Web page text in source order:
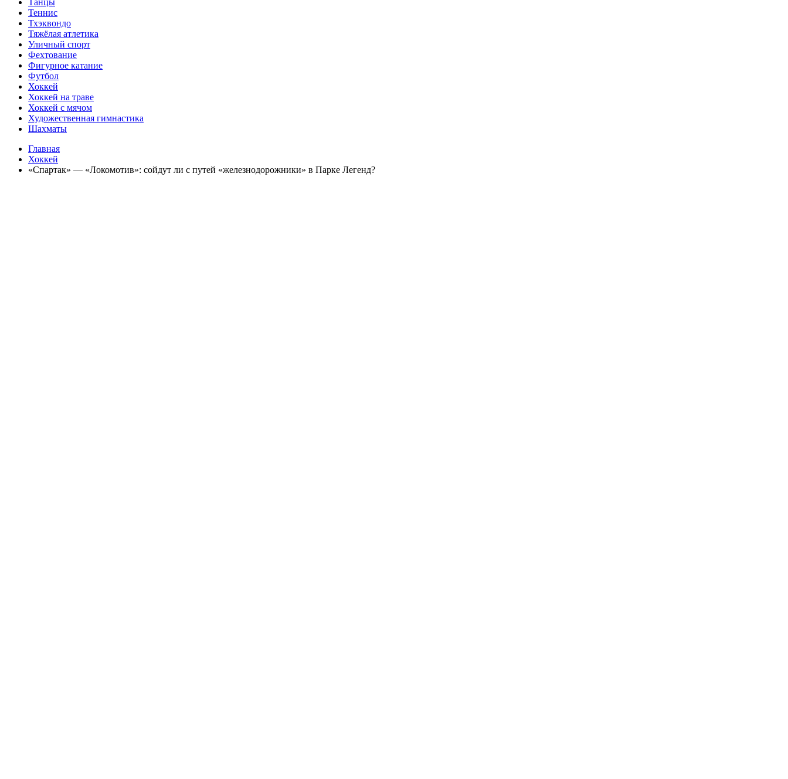
Танцы
Теннис
Тхэквондо
Тяжёлая атлетика
Уличный спорт
Фехтование
Фигурное катание
Футбол
Хоккей
Хоккей на траве
Хоккей с мячом
Художественная гимнастика
Шахматы
Главная
Хоккей
«Спартак» — «Локомотив»: сойдут ли с путей «железнодорожники» в Парке Легенд?